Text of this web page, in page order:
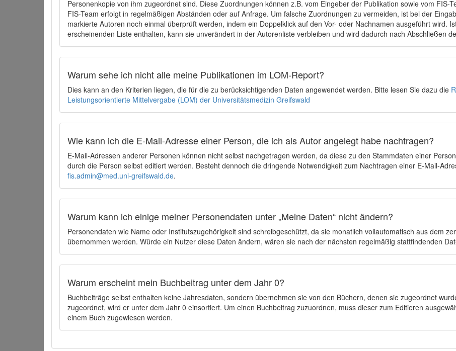
Personenkopie von ihm zugeordnet sind. Diese Zuordnungen können z.B. vom Eingeber der Publikation sowie vom FIS-
FIS-Team erfolgt in regelmäßigen Abständen oder auf Anfrage. Um falsche Zuordnungen zu vermeiden, ist bei der
markierte Autoren noch einmal überprüft werden, indem ein Doppelklick auf den Vor- oder Nachnamen ausgeführt wird.
erscheinenden Liste enthalten, kann sie unverändert in der Autorenliste verbleiben und wird dadurch nach Abschließen
Warum sehe ich nicht alle meine Publikationen im LOM-Report?
Dies kann an den Kriterien liegen, die für die zu berücksichtigenden Daten angewendet werden. Bitte lesen Sie dazu die
Leistungsorientierte Mittelvergabe (LOM) der Universitätsmedizin Greifswald
Wie kann ich die E-Mail-Adresse einer Person, die ich als Autor angelegt habe nachtragen?
E-Mail-Adressen anderer Personen können nicht selbst nachgetragen werden, da diese zu den Stammdaten einer
durch die Person selbst editiert werden. Besteht dennoch die dringende Notwendigkeit zum Nachtragen einer E-Mail-
fis.admin@med.uni-greifswald.de.
Warum kann ich einige meiner Personendaten unter „Meine Daten“ nicht ändern?
Personendaten wie Name oder Institutszugehörigkeit sind schreibgeschützt, da sie monatlich vollautomatisch aus dem
übernommen werden. Würde ein Nutzer diese Daten ändern, wären sie nach der nächsten regelmäßig stattfindenden
Warum erscheint mein Buchbeitrag unter dem Jahr 0?
Buchbeiträge selbst enthalten keine Jahresdaten, sondern übernehmen sie von den Büchern, denen sie zugeordnet
zugeordnet, wird er unter dem Jahr 0 einsortiert. Um einen Buchbeitrag zuzuordnen, muss dieser zum Editieren
einem Buch zugewiesen werden.